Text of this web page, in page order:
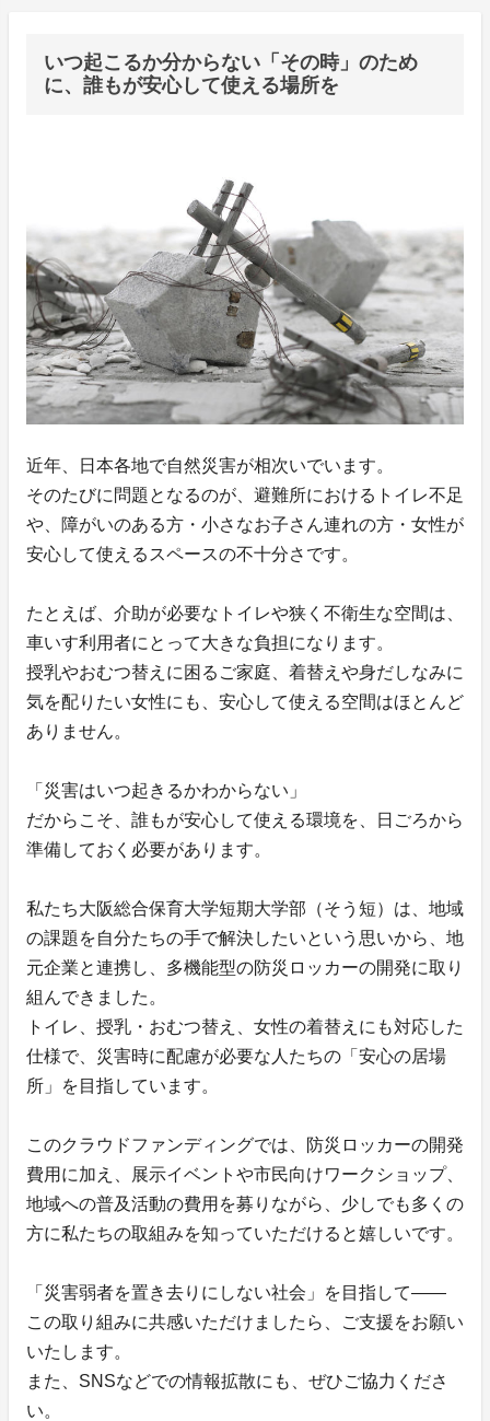
いつ起こるか分からない「その時」のため
に、誰もが安心して使える場所を
近年、日本各地で自然災害が相次いでいます。
そのたびに問題となるのが、避難所におけるトイレ不足
や、障がいのある方・小さなお子さん連れの方・女性が
安心して使えるスペースの不十分さです。
たとえば、介助が必要なトイレや狭く不衛生な空間は、
車いす利用者にとって大きな負担になります。
授乳やおむつ替えに困るご家庭、着替えや身だしなみに
気を配りたい女性にも、安心して使える空間はほとんど
ありません。
「災害はいつ起きるかわからない」
だからこそ、誰もが安心して使える環境を、日ごろから
準備しておく必要があります。
私たち大阪総合保育大学短期大学部（そう短）は、地域
の課題を自分たちの手で解決したいという思いから、地
元企業と連携し、多機能型の防災ロッカーの開発に取り
組んできました。
トイレ、授乳・おむつ替え、女性の着替えにも対応した
仕様で、災害時に配慮が必要な人たちの「安心の居場
所」を目指しています。
このクラウドファンディングでは、防災ロッカーの開発
費用に加え、展示イベントや市民向けワークショップ、
地域への普及活動の費用を募りながら、少しでも多くの
方に私たちの取組みを知っていただけると嬉しいです。
「災害弱者を置き去りにしない社会」を目指して――
この取り組みに共感いただけましたら、ご支援をお願い
いたします。
また、SNSなどでの情報拡散にも、ぜひご協力くださ
い。